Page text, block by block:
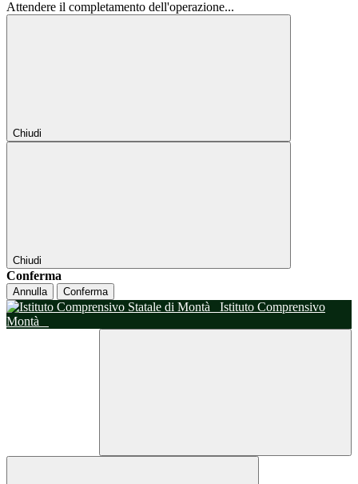
Attendere il completamento dell'operazione...
Chiudi
Chiudi
Conferma
Annulla Conferma
Istituto Comprensivo
Montà